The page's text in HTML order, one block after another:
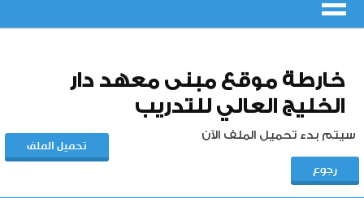
خارطة موقع مبنى معهد دار
الخليج العالي للتدريب
سيتم بدء تحميل الملف الآن